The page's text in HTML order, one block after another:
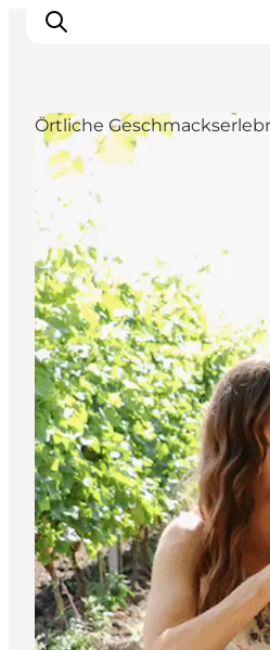
Inspiration
Regionen
Erlebnisse
Unterkünfte
Reiseplanung
Örtliche